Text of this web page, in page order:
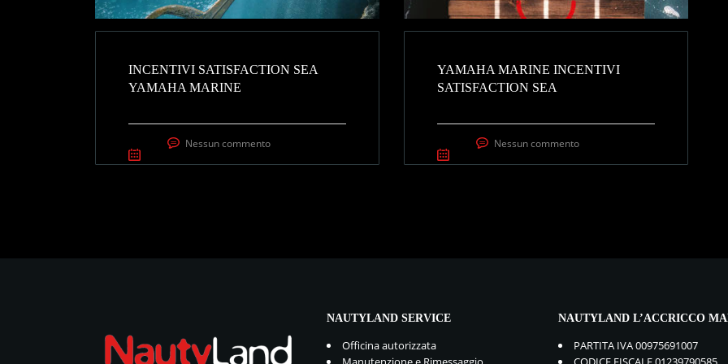
INCENTIVI SATISFACTION SEA
YAMAHA MARINE
Nessun commento
YAMAHA MARINE INCENTIVI
SATISFACTION SEA
Nessun commento
NAUTYLAND SERVICE
Officina autorizzata
NAUTYLAND L’ACCRICCO
PARTITA IVA 00975691007